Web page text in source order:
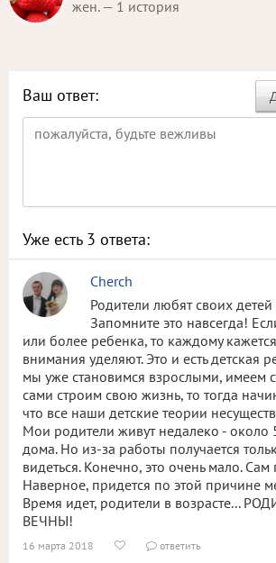
жен. — 1 история
Ваш ответ:
Уже есть 3 ответа:
Cherch
Родители любят своих
Запомните это навсегда!
или более ребенка, то каждому
внимания уделяют. Это и есть детская
мы уже становимся взрослыми, имеем
сами строим свою жизнь, то тогда
что все наши детские теории
Мои родители живут недалеко - около
дома. Но из-за работы получается
видеться. Конечно, это очень мало.
Наверное, придется по этой причине
Время идет, родители в возрасте...
ВЕЧНЫ!
16 марта 2018   ответить